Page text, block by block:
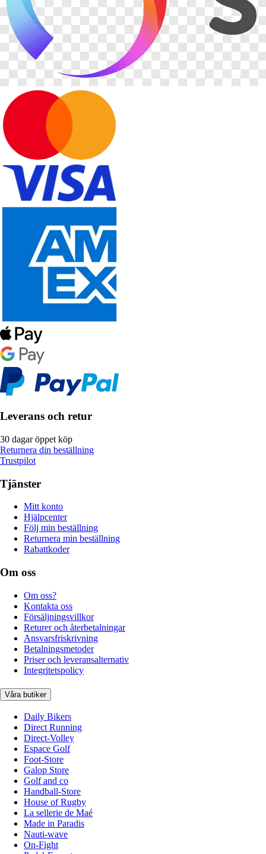
Leverans och retur
30 dagar öppet köp
Returnera din beställning
Trustpilot
Tjänster
Mitt konto
Hjälpcenter
Följ min beställning
Returnera min beställning
Rabattkoder
Om oss
Om oss?
Kontakta oss
Försäljningsvillkor
Returer och återbetalningar
Ansvarsfriskrivning
Betalningsmetoder
Priser och leveransalternativ
Integritetspolicy
Våra butiker
Daily Bikers
Direct Running
Direct-Volley
Espace Golf
Foot-Store
Galop Store
Golf and co
Handball-Store
House of Rugby
La sellerie de Maé
Made in Paradis
Nauti-wave
On-Fight